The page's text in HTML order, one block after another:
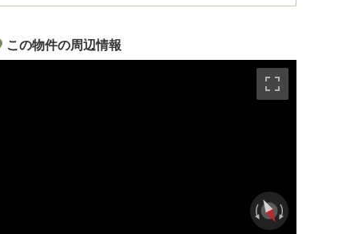
この物件の周辺情報